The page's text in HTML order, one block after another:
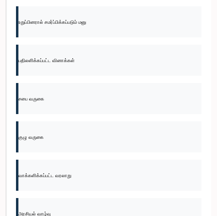
உறுப்பினரால் சமர்ப்பிக்கப்படும் மனு
பதிலளிக்கப்பட்ட வினாக்கள்
சபை வருகை
குழு வருகை
வாக்களிக்கப்பட்ட வரலாறு
அரசியல் வாழ்வு